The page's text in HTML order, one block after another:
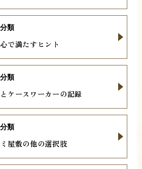
で満たすヒント
類
ケースワーカーの記録
類
屋敷の他の選択肢
類